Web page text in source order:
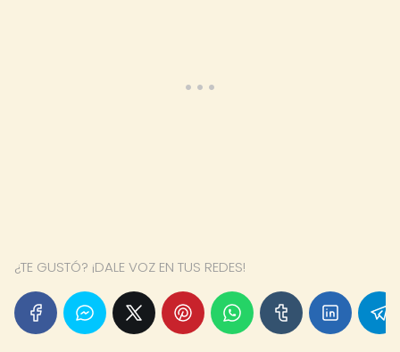
¿TE GUSTÓ? ¡DALE VOZ EN TUS REDES!